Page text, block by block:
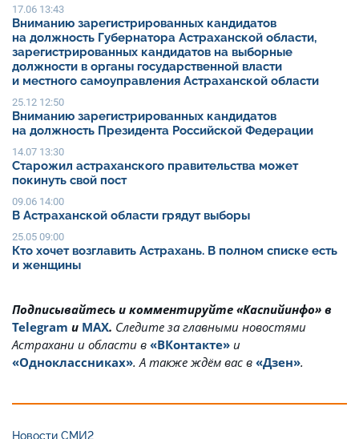
17.06 13:43
Вниманию зарегистрированных кандидатов
на должность Губернатора Астраханской области,
зарегистрированных кандидатов на выборные
должности в органы государственной власти
и местного самоуправления Астраханской области
25.12 12:50
Вниманию зарегистрированных кандидатов
на должность Президента Российской Федерации
14.07 13:30
Старожил астраханского правительства может
покинуть свой пост
09.06 14:00
В Астраханской области грядут выборы
25.05 09:00
Кто хочет возглавить Астрахань. В полном списке есть
и женщины
Подписывайтесь и комментируйте «Каспийинфо» в
Telegram и MAX. Cледите за главными новостями
Астрахани и области в «ВКонтакте» и
«Одноклассниках». А также ждём вас в «Дзен».
Новости СМИ2